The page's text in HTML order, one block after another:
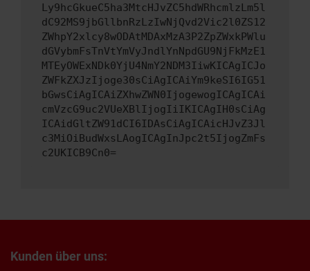
Ly9hcGkueC5ha3MtcHJvZC5hdWRhcmlzLm5l
dC92MS9jbGllbnRzLzIwNjQvd2Vic2l0ZS12
ZWhpY2xlcy8wODAtMDAxMzA3P2ZpZWxkPWlu
dGVybmFsTnVtYmVyJndlYnNpdGU9NjFkMzE1
MTEyOWExNDk0YjU4NmY2NDM3IiwKICAgICJo
ZWFkZXJzIjoge30sCiAgICAiYm9keSI6IG51
bGwsCiAgICAiZXhwZWN0IjogewogICAgICAi
cmVzcG9uc2VUeXBlIjogIiIKICAgIH0sCiAg
ICAidGltZW91dCI6IDAsCiAgICAicHJvZ3Jl
c3MiOiBudWxsLAogICAgInJpc2t5IjogZmFs
c2UKICB9Cn0=
Kunden über uns: